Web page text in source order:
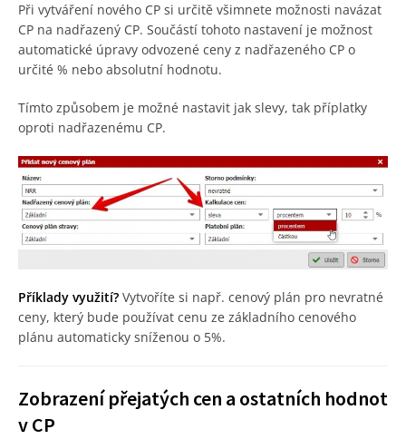
Při vytváření nového CP si určitě všimnete možnosti navázat
CP na nadřazený CP. Součástí tohoto nastavení je možnost
automatické úpravy odvozené ceny z nadřazeného CP o
určité % nebo absolutní hodnotu.
Tímto způsobem je možné nastavit jak slevy, tak příplatky
oproti nadřazenému CP.
Příklady využití? Vytvoříte si např. cenový plán pro nevratné
ceny, který bude používat cenu ze základního cenového
plánu automaticky sníženou o 5%.
Zobrazení přejatých cen a ostatních hodnot
v CP